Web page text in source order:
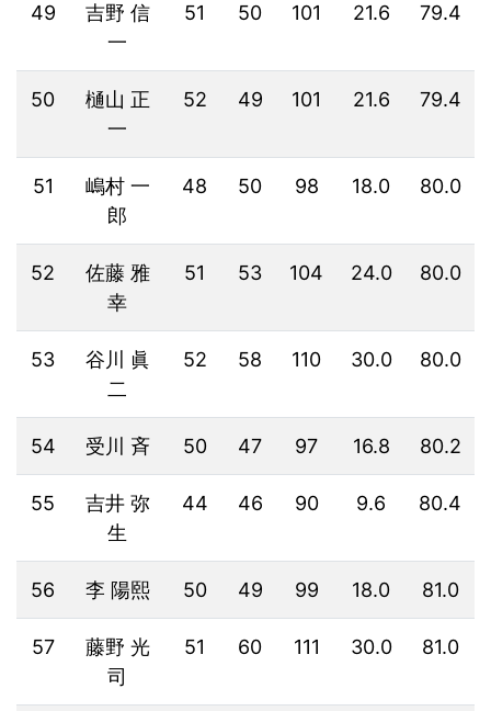
49
吉野 信
一
51 50 101 21.6 79.4
50
樋山 正
一
52 49 101 21.6 79.4
51
嶋村 一
郎
48 50 98 18.0 80.0
52
佐藤 雅
幸
51 53 104 24.0 80.0
53
谷川 眞
二
52 58 110 30.0 80.0
54 受川 斉 50 47 97 16.8 80.2
55
吉井 弥
生
44 46 90 9.6 80.4
56 李 陽熙 50 49 99 18.0 81.0
57
藤野 光
司
51 60 111 30.0 81.0